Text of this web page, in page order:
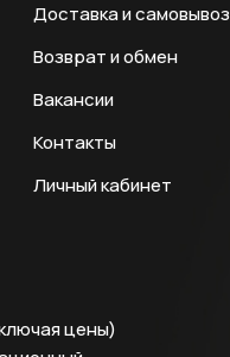
Доставка и самовывоз
Возврат и обмен
Вакансии
Контакты
Личный кабинет
цены)